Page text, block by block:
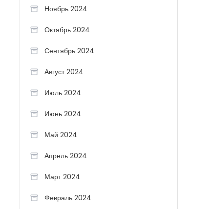
Ноябрь 2024
Октябрь 2024
Сентябрь 2024
Август 2024
Июль 2024
Июнь 2024
Май 2024
Апрель 2024
Март 2024
Февраль 2024